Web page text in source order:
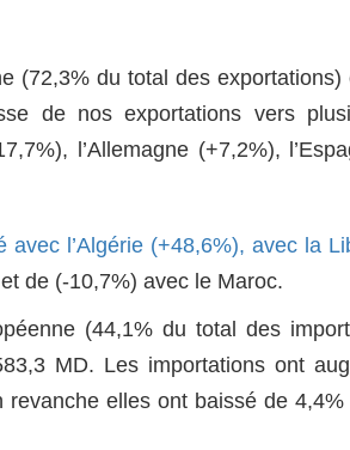
(72,3% du total des
de nos exportations vers
l’Allemagne (+7,2%),
l’Algérie (+48,6%), avec la
de (-10,7%) avec le Maroc.
(44,1% du total des
MD. Les importations ont
elles ont baissé de